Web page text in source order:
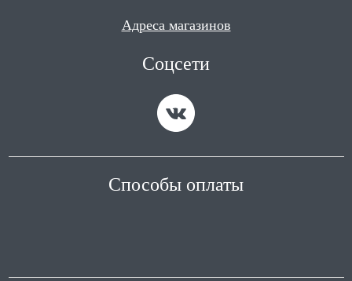
Адреса магазинов
Соцсети
Способы оплаты